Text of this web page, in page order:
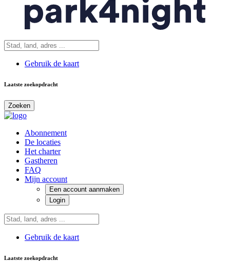
Gebruik de kaart
Laatste zoekopdracht
Zoeken
Abonnement
De locaties
Het charter
Gastheren
FAQ
Mijn account
Een account aanmaken
Login
Gebruik de kaart
Laatste zoekopdracht